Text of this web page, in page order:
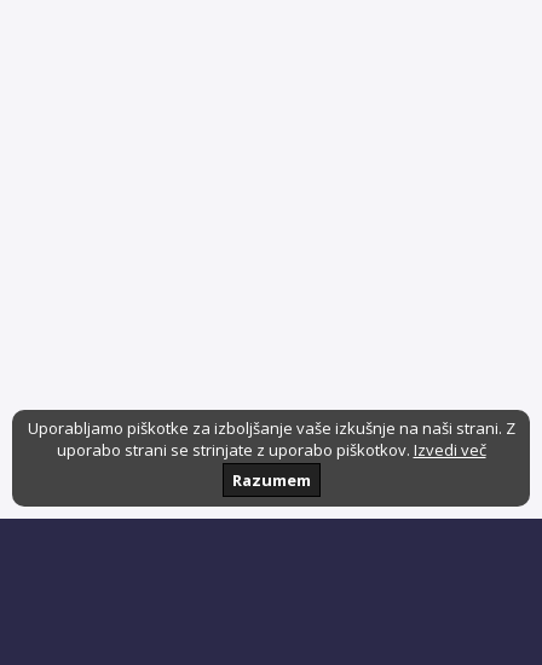
Uporabljamo piškotke za izboljšanje vaše izkušnje na naši strani. Z
uporabo strani se strinjate z uporabo piškotkov. Izvedi več
Razumem